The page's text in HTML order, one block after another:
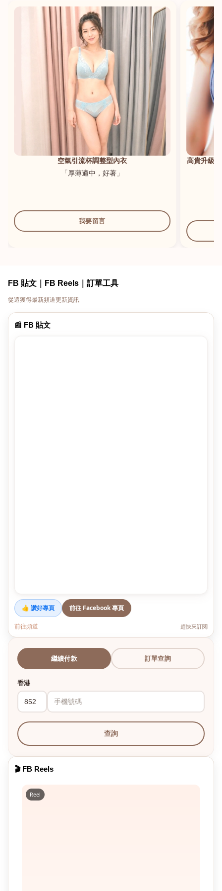
空氣引流杯調整型內衣
「厚薄適中，好著」
我要留言
高貴升級
FB 貼文｜FB Reels｜訂單工具
從這獲得最新頻道更新資訊
📰 FB 貼文
👍 讚好專頁 前往 Facebook 專頁
前往頻道 趕快來訂閱
繼續付款 訂單查詢
香港
查詢
🎬 FB Reels
Reel
港澳中文
English